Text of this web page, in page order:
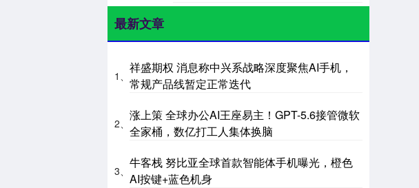
最新文章
1、
祥盛期权 消息称中兴系战略深度聚焦AI手机，
常规产品线暂定正常迭代
2、
涨上策 全球办公AI王座易主！GPT-5.6接管微软
全家桶，数亿打工人集体换脑
3、
牛客栈 努比亚全球首款智能体手机曝光，橙色
AI按键+蓝色机身